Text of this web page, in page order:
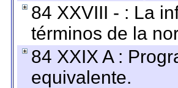
84 XXVIII - : La
términos de la
84 XXIX A :
equivalente.